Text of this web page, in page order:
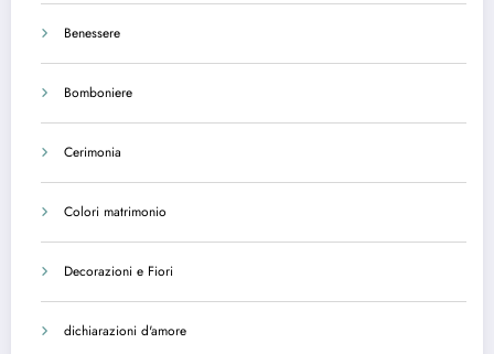
Benessere
Bomboniere
Cerimonia
Colori matrimonio
Decorazioni e Fiori
dichiarazioni d'amore